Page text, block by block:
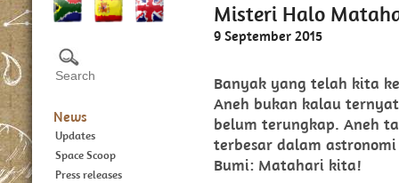
News
Updates
Space Scoop
Press releases
Misteri Halo
9 September 2015
Banyak yang telah kita
Aneh bukan kalau
belum terungkap. Aneh
terbesar dalam
Bumi: Matahari kita!